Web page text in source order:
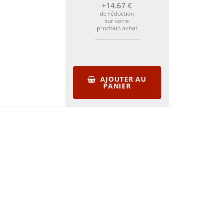
+14.67€
de réduction
sur votre
prochain achat
AJOUTER AU
PANIER